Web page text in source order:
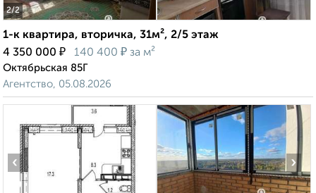
2/2
1-к квартира, вторичка, 31м², 2/5 этаж
4 350 000 ₽ 140 400 ₽ за м²
Октябрьская 85Г
Агентство, 05.08.2026
‹ ›